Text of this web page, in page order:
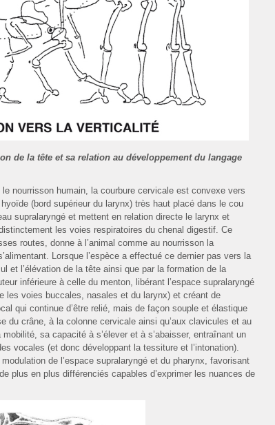
de la tête et sa relation au développement du langage
nourrisson humain, la courbure cervicale est convexe vers
(bord supérieur du larynx) très haut placé dans le cou
supralaryngé et mettent en relation directe le larynx et
les voies respiratoires du chenal digestif. Ce
routes, donne à l’animal comme au nourrisson la
Lorsque l’espèce a effectué ce dernier pas vers la
et l’élévation de la tête ainsi que par la formation de la
inférieure à celle du menton, libérant l’espace supralaryngé
les voies buccales, nasales et du larynx) et créant de
qui continue d’être relié, mais de façon souple et élastique
du crâne, à la colonne cervicale ainsi qu’aux clavicules et au
sa capacité à s’élever et à s’abaisser, entraînant un
vocales (et donc développant la tessiture et l’intonation).
de l’espace supralaryngé et du pharynx, favorisant
plus en plus différenciés capables d’exprimer les nuances de